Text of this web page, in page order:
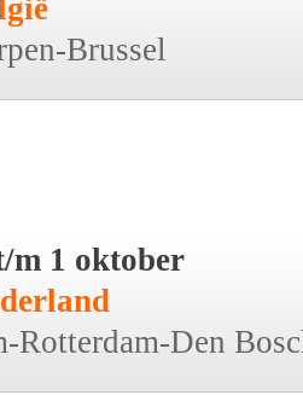
Brussel
m 1 oktober
Rotterdam-Den